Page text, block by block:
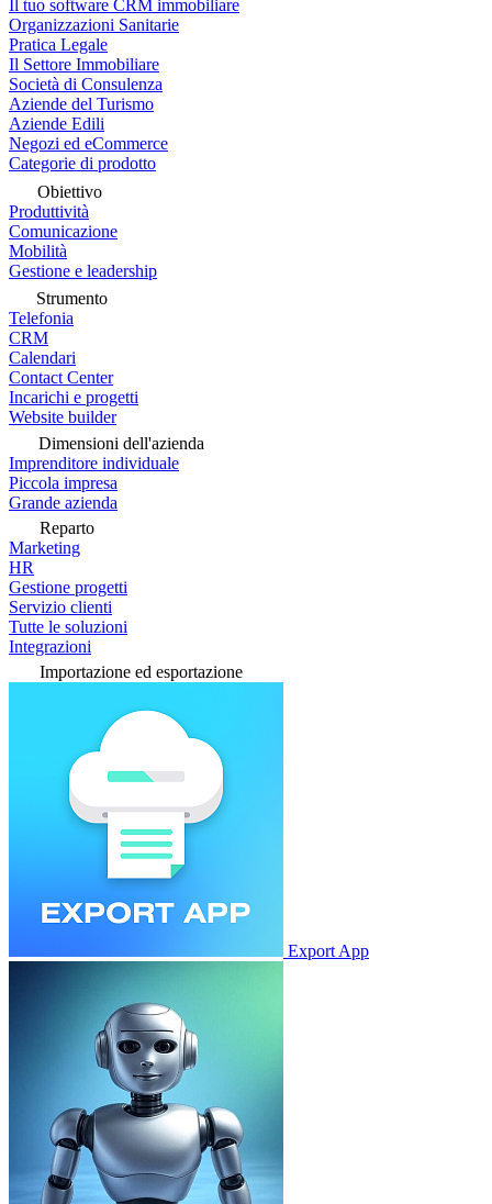
Il tuo software CRM immobiliare
Organizzazioni Sanitarie
Pratica Legale
Il Settore Immobiliare
Società di Consulenza
Aziende del Turismo
Aziende Edili
Negozi ed eCommerce
Categorie di prodotto
Obiettivo
Produttività
Comunicazione
Mobilità
Gestione e leadership
Strumento
Telefonia
CRM
Calendari
Contact Center
Incarichi e progetti
Website builder
Dimensioni dell'azienda
Imprenditore individuale
Piccola impresa
Grande azienda
Reparto
Marketing
HR
Gestione progetti
Servizio clienti
Tutte le soluzioni
Integrazioni
Importazione ed esportazione
Export App